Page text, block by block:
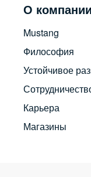
О компании
Mustang
Философия
Устойчивое
Карьера
Магазины